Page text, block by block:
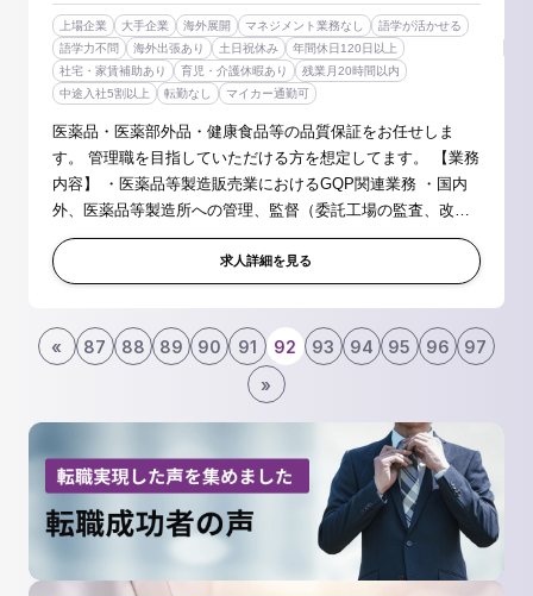
上場企業 大手企業 海外展開 マネジメント業務なし
語学が活かせる
語学力不問
海外出張あり 土日祝休み
年間休日120日以上
社宅・家賃補助あり
育児・介護休暇あり
残業月20時間以内
中途入社5割以上
転勤なし マイカー通勤可
医薬品・医薬部外品・健康食品等の品質保証をお任せしま
す。 管理職を目指していただける方を想定してます。 【業務
内容】 ・医薬品等製造販売業におけるGQP関連業務 ・国内
外、医薬品等製造所への管理、監督（委託工場の監査、改善
指導等） ・医療用医薬品承認書と製造実態の点検業務（試験
データ監査等含む） ...
求人詳細を見る
« 87 88 89 90 91 92 93 94 95 96
97
»